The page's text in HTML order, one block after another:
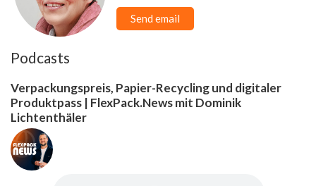
Send email
Podcasts
Verpackungspreis, Papier-Recycling und digitaler
Produktpass | FlexPack.News mit Dominik
Lichtenthäler